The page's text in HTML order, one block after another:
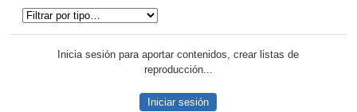
Inicia sesión para aportar contenidos, crear listas de
reproducción...
Iniciar sesión